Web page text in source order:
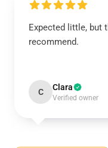
Expected little, but
recommend.
C Clara
Verified owner